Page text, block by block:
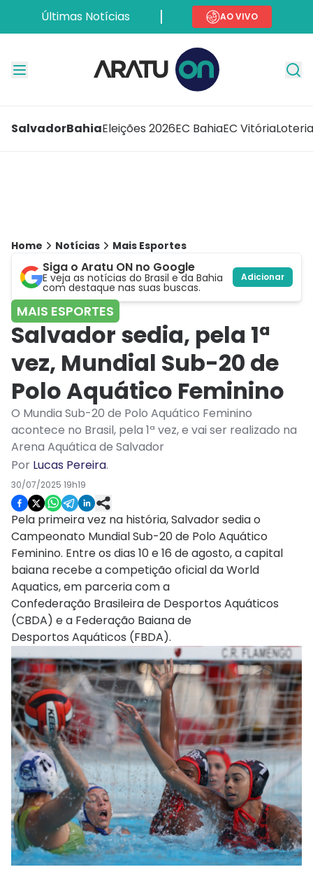
Últimas Notícias AO VIVO
SalvadorBahiaEleições 2026EC BahiaEC Vitória
Home Notícias Mais Esportes
Siga o Aratu ON no Google
E veja as notícias do Brasil e da Bahia
com destaque nas suas buscas.
Adicionar
MAIS ESPORTES
Salvador sedia, pela 1ª
vez, Mundial Sub-20 de
Polo Aquático Feminino
O Mundia Sub-20 de Polo Aquático Feminino
acontece no Brasil, pela 1ª vez, e vai ser realizado na
Arena Aquática de Salvador
Por Lucas Pereira.
30/07/2025 19h19
Pela primeira vez na história, Salvador sedia o
Campeonato Mundial Sub-20 de Polo Aquático
Feminino. Entre os dias 10 e 16 de agosto, a capital
baiana recebe a competição oficial da World
Aquatics, em parceria com a
Confederação Brasileira de Desportos Aquáticos
(CBDA) e a Federação Baiana de
Desportos Aquáticos (FBDA).